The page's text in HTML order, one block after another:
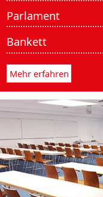
Parlament
Bankett
Mehr erfahren